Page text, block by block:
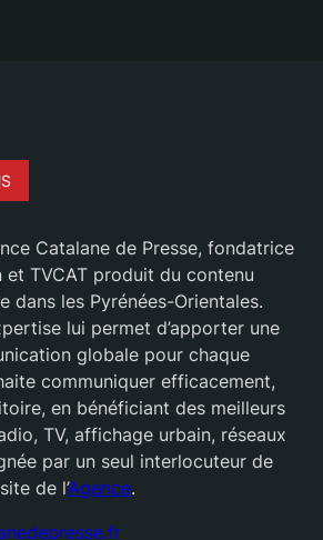
Catalane de Presse, fondatrice
et TVCAT produit du contenu
dans les Pyrénées-Orientales.
lui permet d’apporter une
globale pour chaque
communiquer efficacement,
en bénéficiant des meilleurs
TV, affichage urbain, réseaux
par un seul interlocuteur de
de l’Agence.